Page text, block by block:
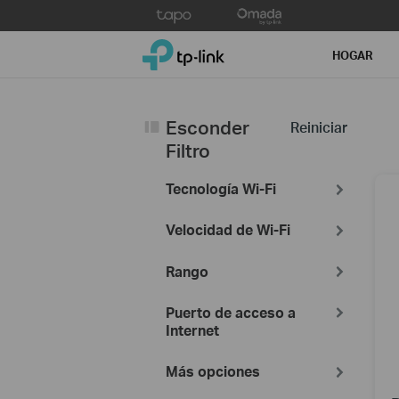
to
TP-Link, Reliably Smart HOGAR
Reiniciar
Esconder
Filtro
Tecnología Wi-Fi
Velocidad de Wi-Fi
Rango
Puerto de acceso a
Internet
Más opciones